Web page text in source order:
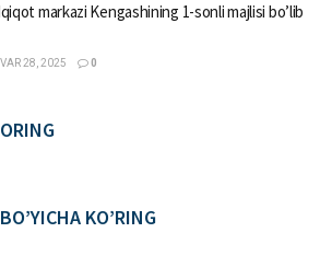
markazi Kengashining 1-sonli majlisi bo’lib
28, 2025 0
KO’RING